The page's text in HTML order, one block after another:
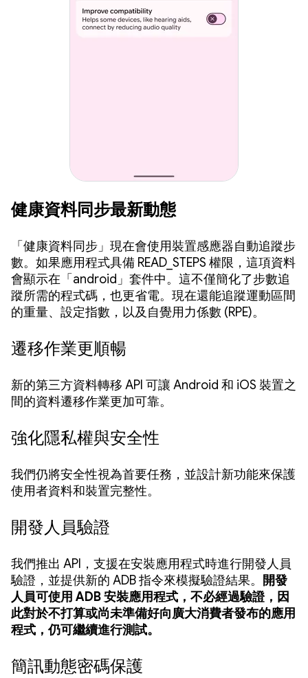
健康資料同步最新動態
「健康資料同步」現在會使用裝置感應器自動追蹤步
數。如果應用程式具備 READ_STEPS 權限，這項資料
會顯示在「android」套件中。這不僅簡化了步數追
蹤所需的程式碼，也更省電。現在還能追蹤運動區間
的重量、設定指數，以及自覺用力係數 (RPE)。
遷移作業更順暢
新的第三方資料轉移 API 可讓 Android 和 iOS 裝置之
間的資料遷移作業更加可靠。
強化隱私權與安全性
我們仍將安全性視為首要任務，並設計新功能來保護
使用者資料和裝置完整性。
開發人員驗證
我們推出 API，支援在安裝應用程式時進行開發人員
驗證，並提供新的 ADB 指令來模擬驗證結果。
開發
人員可使用 ADB 安裝應用程式，不必經過驗證，因
此對於不打算或尚未準備好向廣大消費者發布的應用
程式，仍可繼續進行測試。
簡訊動態密碼保護